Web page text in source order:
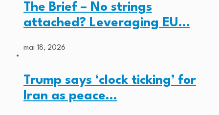
The Brief – No strings
attached? Leveraging EU…
mai 18, 2026
Trump says ‘clock ticking’ for
Iran as peace…